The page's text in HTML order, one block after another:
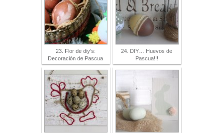
23. Flor de diy's:
Decoración de Pascua
24. DIY… Huevos de
Pascua!!!